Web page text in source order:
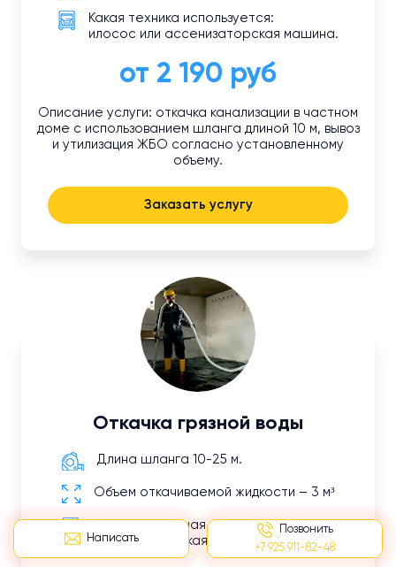
Написать
Позвонить
+7 925 911-82-48
Какая техника используется:
илосос или ассенизаторская машина.
от 2 190 руб
Описание услуги: откачка канализации в частном
доме с использованием шланга длиной 10 м, вывоз
и утилизация ЖБО согласно установленному
объему.
Заказать услугу
Откачка грязной воды
Длина шланга 10-25 м.
Объем откачиваемой жидкости – 3 м³
Задействованная техника:
ассенизаторская машина, илосос.